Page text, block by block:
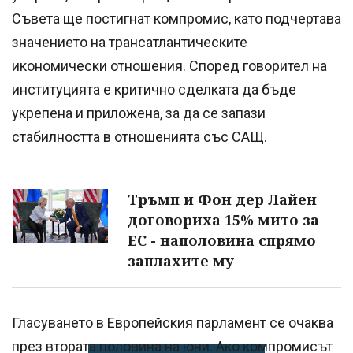
Съвета ще постигнат компромис, като подчертава
значението на трансатлантическите
икономически отношения. Според говорител на
институцията е критично сделката да бъде
укрепена и приложена, за да се запази
стабилността в отношенията със САЩ.
Тръмп и Фон дер Лайен
договориха 15% мито за
ЕС - наполовина спрямо
заплахите му
Гласуването в Европейския парламент се очаква
през втората половина на юни. Ако компромисът